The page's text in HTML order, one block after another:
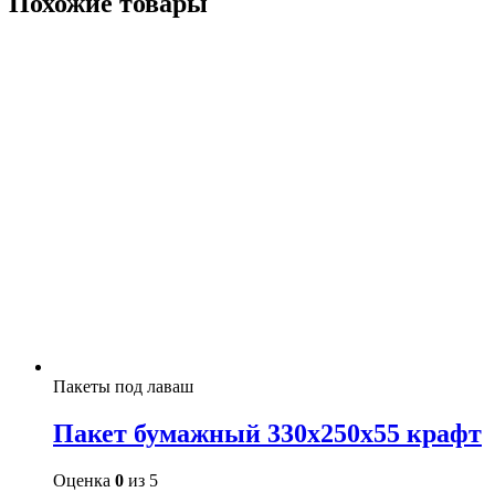
Пакеты под лаваш
Пакет бумажный 330х250х55 крафт
Оценка 0 из 5